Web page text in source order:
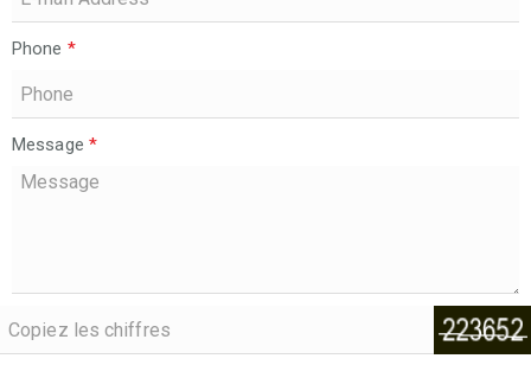
Phone *
Message *